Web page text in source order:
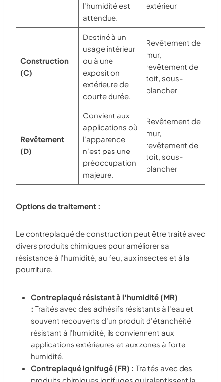
l'humidité est
attendue.
extérieur
Construction
(C)
Destiné à un
usage intérieur
ou à une
exposition
extérieure de
courte durée.
Revêtement de
mur,
revêtement de
toit, sous-
plancher
Revêtement
(D)
Convient aux
applications où
l'apparence
n'est pas une
préoccupation
majeure.
Revêtement de
mur,
revêtement de
toit, sous-
plancher
Options de traitement :
Le contreplaqué de construction peut être traité avec
divers produits chimiques pour améliorer sa
résistance à l'humidité, au feu, aux insectes et à la
pourriture.
Contreplaqué résistant à l'humidité (MR)
: Traités avec des adhésifs résistants à l'eau et
souvent recouverts d'un produit d'étanchéité
résistant à l'humidité, ils conviennent aux
applications extérieures et aux zones à forte
humidité.
Contreplaqué ignifugé (FR) : Traités avec des
produits chimiques ignifuges qui ralentissent la